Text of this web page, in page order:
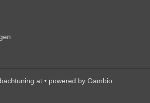
• powered by Gambio